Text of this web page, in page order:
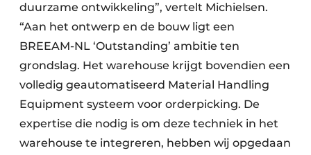
duurzame ontwikkeling”, vertelt Michielsen.
“Aan het ontwerp en de bouw ligt een
BREEAM-NL ‘Outstanding’ ambitie ten
grondslag. Het warehouse krijgt bovendien een
volledig geautomatiseerd Material Handling
Equipment systeem voor orderpicking. De
expertise die nodig is om deze techniek in het
warehouse te integreren, hebben wij opgedaan